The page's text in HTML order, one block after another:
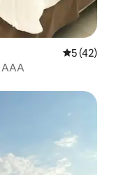
Średnia
5 (42)
AAA